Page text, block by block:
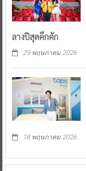
ลางปีสุดคึกคัก
29 พฤษภาคม 2026
18 พฤษภาคม 2026